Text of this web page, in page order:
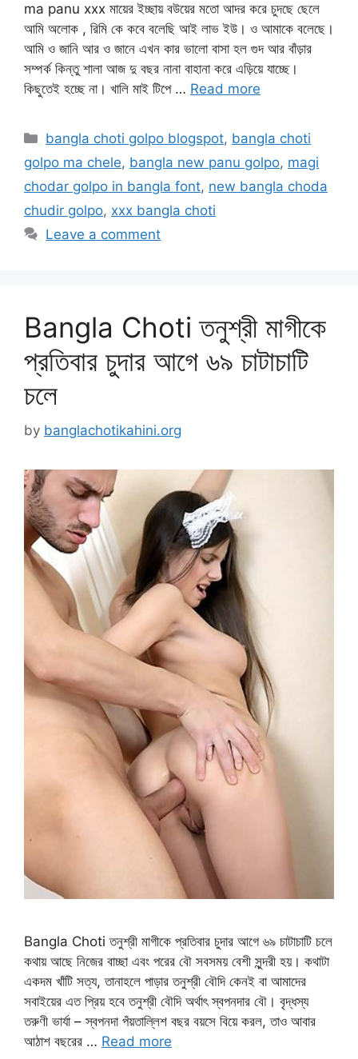
ma panu xxx মায়ের ইচ্ছায় বউয়ের মতো আদর করে চুদছে ছেলে
আমি অলোক , রিমি কে কবে বলেছি আই লাভ ইউ। ও আমাকে বলেছে।
আমি ও জানি আর ও জানে এখন কার ভালো বাসা হল গুদ আর বাঁড়ার
সম্পর্ক কিন্তু শালা আজ দু বছর নানা বাহানা করে এড়িয়ে যাচ্ছে।
কিছুতেই হচ্ছে না। খালি মাই টিপে … Read more
Categories
bangla choti golpo blogspot, bangla choti
golpo ma chele, bangla new panu golpo, magi
chodar golpo in bangla font, new bangla choda
chudir golpo, xxx bangla choti
Leave a comment
Bangla Choti তনুশ্রী মাগীকে
প্রতিবার চুদার আগে ৬৯ চাটাচাটি
চলে
by banglachotikahini.org
Bangla Choti তনুশ্রী মাগীকে প্রতিবার চুদার আগে ৬৯ চাটাচাটি চলে
কথায় আছে নিজের বাচ্ছা এবং পরের বৌ সবসময় বেশী সুন্দরী হয়। কথাটা
একদম খাঁটি সত্য, তানাহলে পাড়ার তনুশ্রী বৌদি কেনই বা আমাদের
সবাইয়ের এত প্রিয় হবে তনুশ্রী বৌদি অর্থাৎ স্বপনদার বৌ। বৃদ্ধস্য
তরুণী ভার্যা – স্বপনদা পঁয়তাল্লিশ বছর বয়সে বিয়ে করল, তাও আবার
আঠাশ বছরের … Read more